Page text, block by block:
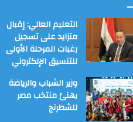
التعليم العالي: إقبال
متزايد على تسجيل
رغبات المرحلة الأولى
للتنسيق الإلكتروني
وزير الشباب والرياضة
يهنئ منتخب مصر
للشطرنج